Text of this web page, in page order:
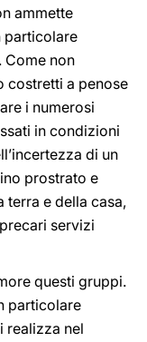
ammette
particolare
Come non
costretti a penose
i numerosi
in condizioni
di un
prostrato e
e della casa,
servizi
questi gruppi.
particolare
realizza nel